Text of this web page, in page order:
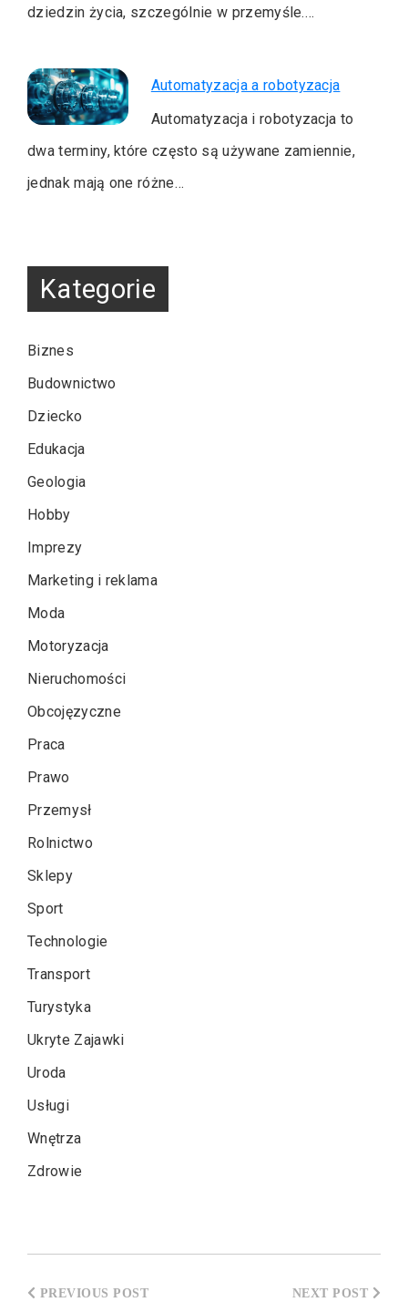
dziedzin życia, szczególnie w przemyśle.…
Automatyzacja a robotyzacja
Automatyzacja i robotyzacja to
dwa terminy, które często są używane zamiennie,
jednak mają one różne…
Kategorie
Biznes
Budownictwo
Dziecko
Edukacja
Geologia
Hobby
Imprezy
Marketing i reklama
Moda
Motoryzacja
Nieruchomości
Obcojęzyczne
Praca
Prawo
Przemysł
Rolnictwo
Sklepy
Sport
Technologie
Transport
Turystyka
Ukryte Zajawki
Uroda
Usługi
Wnętrza
Zdrowie